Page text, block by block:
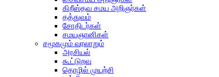
கிறீஸ்தவ சமய அறிஞர்கள்
தத்துவம்
சோதிடர்கள்
சமயஞானிகள்
சமூகமும் வரலாறும்
அரசியல்
கூட்டுறவு
தொழில் முயற்சி